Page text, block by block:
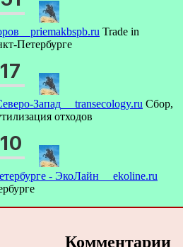
priemakbspb.ru Trade in
Петербурге
transecology.ru Сбор,
отходов
ekoline.ru
Комментарии